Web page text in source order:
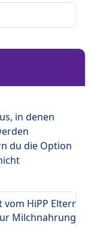
in denen
du die Option